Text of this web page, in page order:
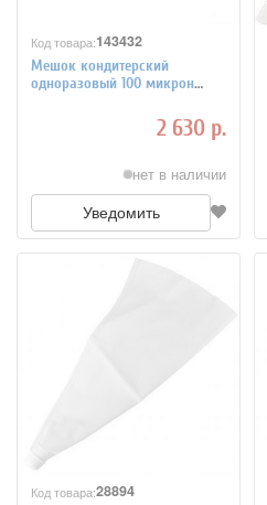
Код товара:143432
Мешок кондитерский
одноразовый 100 микрон
(80шт) полиэтилен, L=30 см
2 630 р.
нет в наличии
Уведомить
Код товара:28894